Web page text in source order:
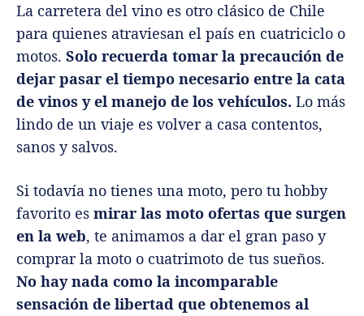
La carretera del vino es otro clásico de Chile
para quienes atraviesan el país en cuatriciclo o
motos. Solo recuerda tomar la precaución de
dejar pasar el tiempo necesario entre la cata
de vinos y el manejo de los vehículos. Lo más
lindo de un viaje es volver a casa contentos,
sanos y salvos.
Si todavía no tienes una moto, pero tu hobby
favorito es mirar las moto ofertas que surgen
en la web, te animamos a dar el gran paso y
comprar la moto o cuatrimoto de tus sueños.
No hay nada como la incomparable
sensación de libertad que obtenemos al